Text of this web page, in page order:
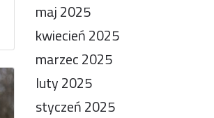
maj 2025
kwiecień 2025
marzec 2025
luty 2025
styczeń 2025